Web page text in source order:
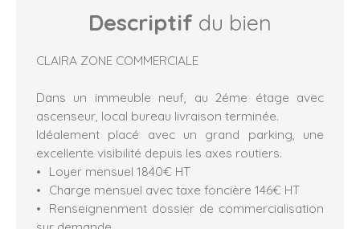
Descriptif du bien
CLAIRA ZONE COMMERCIALE
Dans un immeuble neuf, au 2éme étage avec
ascenseur, local bureau livraison terminée.
Idéalement placé avec un grand parking, une
excellente visibilité depuis les axes routiers.
Loyer mensuel 1840€ HT
Charge mensuel avec taxe foncière 146€ HT
Renseignenment dossier de commercialisation